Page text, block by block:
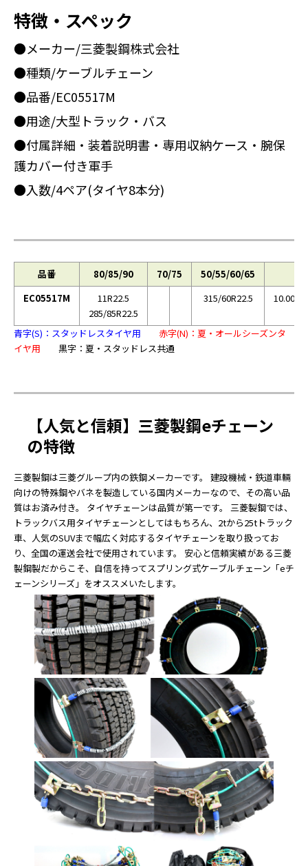
特徴・スペック
●メーカー/三菱製鋼株式会社
●種類/ケーブルチェーン
●品番/EC05517M
●用途/大型トラック・バス
●付属詳細・装着説明書・専用収納ケース・腕保
護カバー付き軍手
●入数/4ペア(タイヤ8本分)
品番 80/85/90 70/75
50/55/60/65
EC05517M
11R22.5
285/85R22.5
315/60R22.5
青字(S)：スタッドレスタイヤ用
赤字(N)：夏・オールシーズンタ
イヤ用 黒字：夏・スタッドレス共通
【人気と信頼】三菱製鋼eチェーン
の特徴
三菱製鋼は三菱グループ内の鉄鋼メーカーです。 建設機械・鉄道車輛
向けの特殊鋼やバネを製造している国内メーカーなので、その高い品
質はお済み付き。 タイヤチェーンは品質が第一です。 三菱製鋼では、
トラックバス用タイヤチェーンとしてはもちろん、2tから25tトラック
車、人気のSUVまで幅広く対応するタイヤチェーンを取り扱ってお
り、全国の運送会社で使用されています。 安心と信頼実績がある三菱
製鋼製だからこそ、自信を持ってスプリング式ケーブルチェーン「eチ
ェーンシリーズ」をオススメいたします。